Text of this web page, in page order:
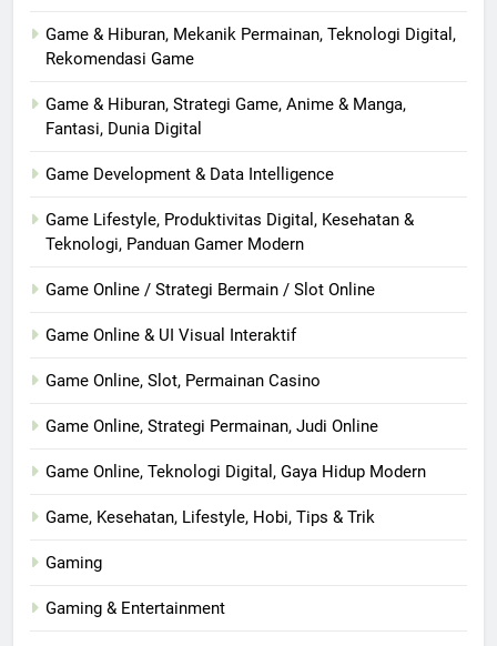
Game & Hiburan, Mekanik Permainan, Teknologi Digital,
Rekomendasi Game
Game & Hiburan, Strategi Game, Anime & Manga,
Fantasi, Dunia Digital
Game Development & Data Intelligence
Game Lifestyle, Produktivitas Digital, Kesehatan &
Teknologi, Panduan Gamer Modern
Game Online / Strategi Bermain / Slot Online
Game Online & UI Visual Interaktif
Game Online, Slot, Permainan Casino
Game Online, Strategi Permainan, Judi Online
Game Online, Teknologi Digital, Gaya Hidup Modern
Game, Kesehatan, Lifestyle, Hobi, Tips & Trik
Gaming
Gaming & Entertainment